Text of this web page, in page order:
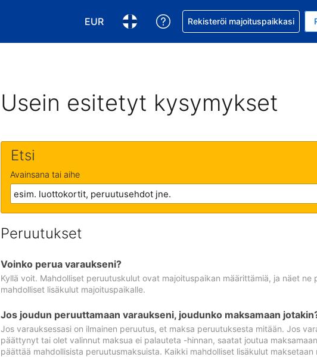
EUR
Valitse valuutta. Tämänhetkinen valuutta on EUR
Valitse kieli. Tämänhetkinen kieli on Suomi
Pyydä apua varauksesi kanssa
Rekisteröi majoituspaikkasi
Usein esitetyt kysymykset
Etsi
Avainsana tai aihe
Peruutukset
Voinko perua varaukseni?
Kyllä voit. Mahdolliset peruutuskulut ovat majoituspaikan määrittämiä, ja näet ne
mahdolliset lisäkulut majoituspaikalle.
Jos joudun peruuttamaan varaukseni, joudunko maksamaan
Jos varauksessasi on ilmainen peruutus, et maksa peruutuksesta mitään. Jos
päättynyt tai olet valinnut maksua ei palauteta -hinnan, saatat joutua
päättää mahdollisista peruutusmaksuista. Kaikki mahdolliset lisäkulut maksetaan